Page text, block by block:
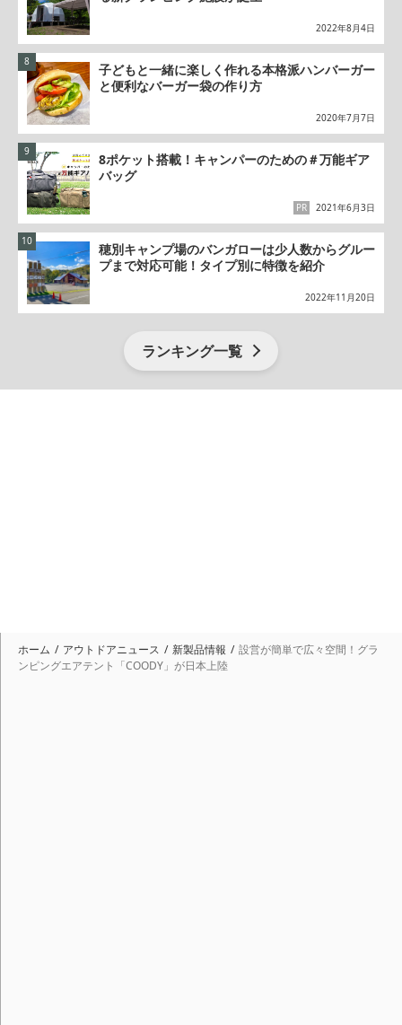
2022年8月4日
子どもと一緒に楽しく作れる本格派ハンバーガー
と便利なバーガー袋の作り方
2020年7月7日
8ポケット搭載！キャンパーのための＃万能ギア
バッグ
2021年6月3日
PR
穂別キャンプ場のバンガローは少人数からグルー
プまで対応可能！タイプ別に特徴を紹介
2022年11月20日
ランキング一覧
ホーム アウトドアニュース 新製品情報
設営が簡単で広々空間！グラ
ンピングエアテント「COODY」が日本上陸